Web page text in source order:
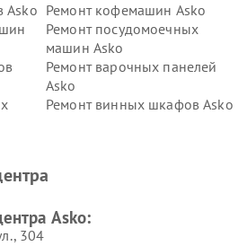
Asko Ремонт кофемашин Asko
Ремонт посудомоечных
машин Asko
Ремонт варочных панелей
Asko
Ремонт винных шкафов Asko
Ремонт промышленных
Asko
Asko:
304